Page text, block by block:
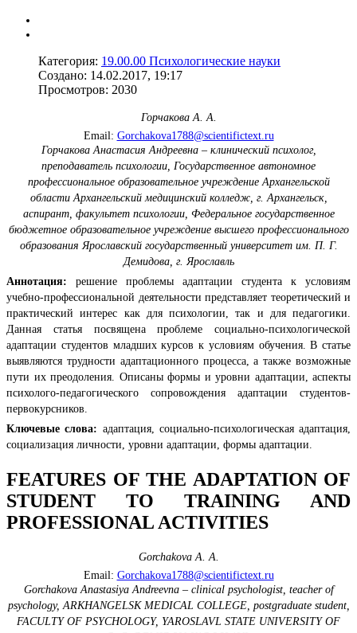
Категория: 19.00.00 Психологические науки
Создано: 14.02.2017, 19:17
Просмотров: 2030
Горчакова А. А.
Email: Gorchakova1788@scientifictext.ru
Горчакова Анастасия Андреевна – клинический психолог,
преподаватель психологии, Государственное автономное
профессиональное образовательное учреждение Архангельской
области Архангельский медицинский колледж, г. Архангельск,
аспирант, факультет психологии, Федеральное государственное
бюджетное образовательное учреждение высшего профессионального
образования Ярославский государственный университет им. П. Г.
Демидова, г. Ярославль
Аннотация: решение проблемы адаптации студента к условиям
учебно-профессиональной деятельности представляет теоретический и
практический интерес как для психологии, так и для педагогики.
Данная статья посвящена проблеме социально-психологической
адаптации студентов младших курсов к условиям обучения. В статье
выявляются трудности адаптационного процесса, а также возможные
пути их преодоления. Описаны формы и уровни адаптации, аспекты
психолого-педагогического сопровождения адаптации студентов-
первокурсников.
Ключевые слова: адаптация, социально-психологическая адаптация,
социализация личности, уровни адаптации, формы адаптации.
FEATURES OF THE ADAPTATION OF
STUDENT TO TRAINING AND
PROFESSIONAL ACTIVITIES
Gorchakovа A. A.
Email: Gorchakova1788@scientifictext.ru
Gorchakova Anastasiya Andreevna – clinical psychologist, teacher of
psychology, ARKHANGELSK MEDICAL СOLLEGE, postgraduate student,
FACULTY OF PSYCHOLOGY, YAROSLAVL STATE UNIVERSITY OF